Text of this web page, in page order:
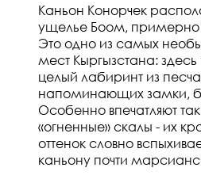
Каньон Конорчек
ущелье Боом, примерно
Это одно из самых
мест Кыргызстана:
целый лабиринт из
напоминающих замки,
Особенно впечатляют
«огненные» скалы - их
оттенок словно
каньону почти